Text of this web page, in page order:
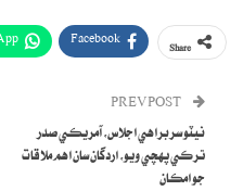
Facebook
نيٽو سربراهي اجلاس، آمريڪي صدر
ترڪي پهچي ويو، اردگان سان اهم ملاقات
جو امڪان